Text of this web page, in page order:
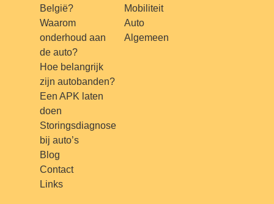
België?
Waarom
onderhoud aan
de auto?
Hoe belangrijk
zijn autobanden?
Een APK laten
doen
Storingsdiagnose
bij auto’s
Blog
Contact
Links
Mobiliteit
Auto
Algemeen